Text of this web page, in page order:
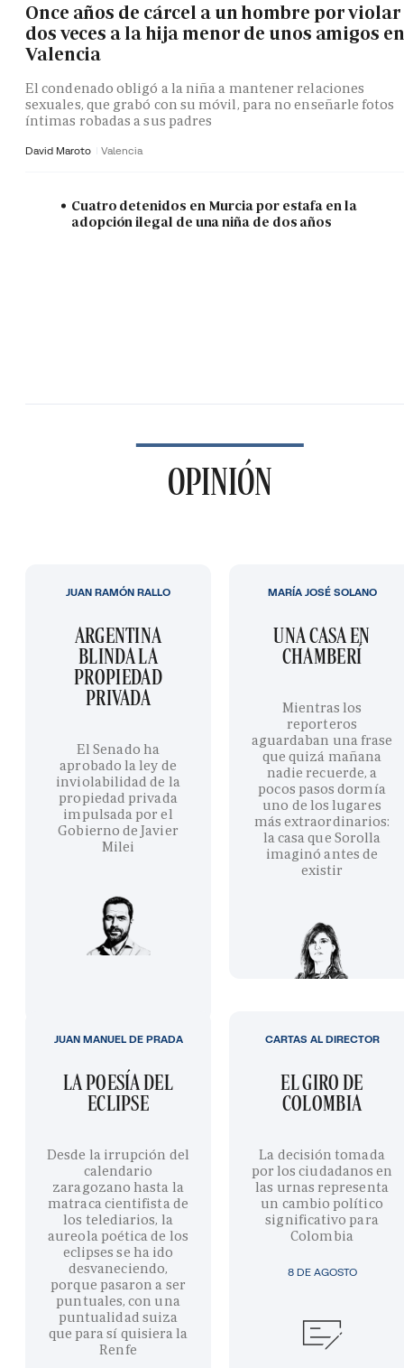
Once años de cárcel a un hombre por violar
dos veces a la hija menor de unos amigos en
Valencia
El condenado obligó a la niña a mantener relaciones
sexuales, que grabó con su móvil, para no enseñarle fotos
íntimas robadas a sus padres
David Maroto Valencia
Cuatro detenidos en Murcia por estafa en la
adopción ilegal de una niña de dos años
OPINIÓN
ARGENTINA
BLINDA LA
PROPIEDAD
PRIVADA
El Senado ha
aprobado la ley de
inviolabilidad de la
propiedad privada
impulsada por el
Gobierno de Javier
Milei
JUAN RAMÓN RALLO
UNA CASA EN
CHAMBERÍ
Mientras los
reporteros
aguardaban una frase
que quizá mañana
nadie recuerde, a
pocos pasos dormía
uno de los lugares
más extraordinarios:
la casa que Sorolla
imaginó antes de
existir
MARÍA JOSÉ SOLANO
LA POESÍA DEL
ECLIPSE
Desde la irrupción del
calendario
zaragozano hasta la
matraca cientifista de
los telediarios, la
aureola poética de los
eclipses se ha ido
desvaneciendo,
porque pasaron a ser
puntuales, con una
puntualidad suiza
que para sí quisiera la
Renfe
JUAN MANUEL DE PRADA
8 DE AGOSTO
EL GIRO DE
COLOMBIA
La decisión tomada
por los ciudadanos en
las urnas representa
un cambio político
significativo para
Colombia
CARTAS AL DIRECTOR